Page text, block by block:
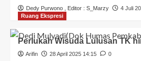
Dedy Purwono , Editor : S_Marzy 4 Juli
Ruang Ekspresi
Perlukah Wisuda Lulusan TK
Arifin 28 April 2025 14:15 0